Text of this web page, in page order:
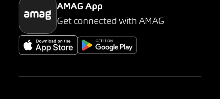
AMAG App
Get connected with AMAG